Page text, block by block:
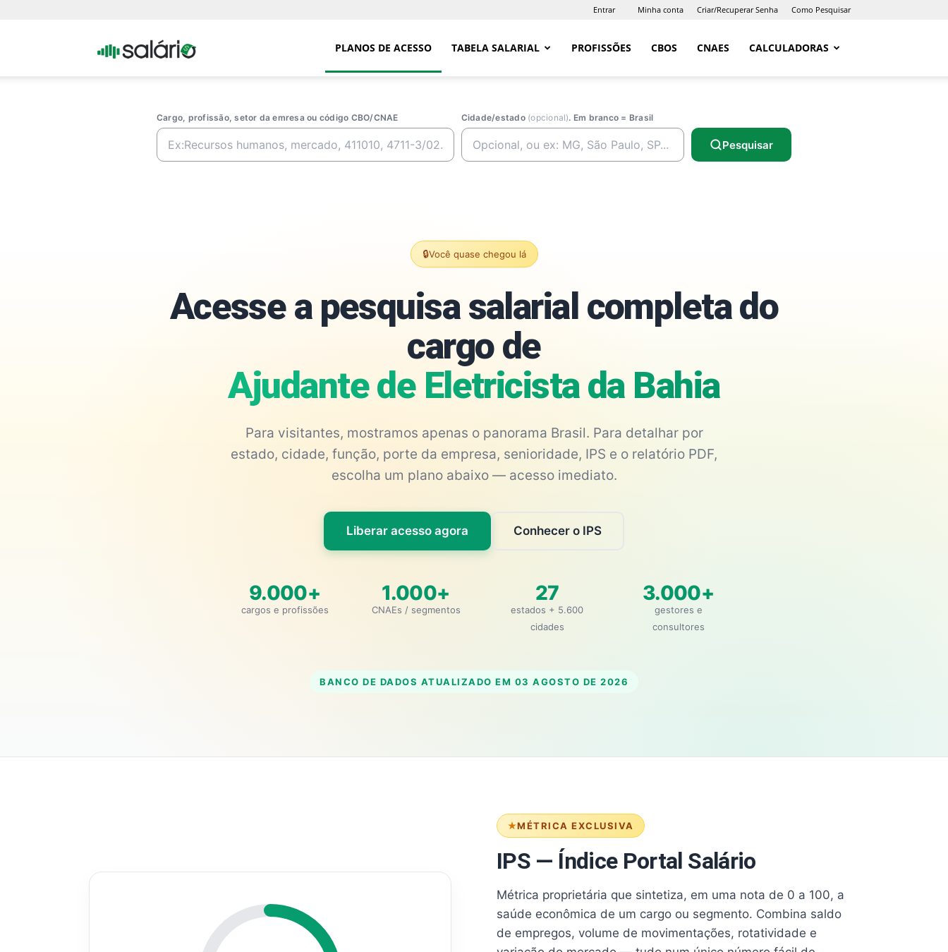
Entrar Minha conta Criar/Recuperar Senha Como Pesquisar
Portal PLANOS DE ACESSO TABELA SALARIAL PROFISSÕES CBOS CNAES CALCULADORAS
Cargo, profissão, setor da emresa ou código CBO/CNAE Cidade/estado (opcional). Em branco = Brasil
Pesquisar
🔒Você quase chegou lá
Acesse a pesquisa salarial completa do
cargo de
Ajudante de Eletricista da Bahia
Para visitantes, mostramos apenas o panorama Brasil. Para detalhar por
estado, cidade, função, porte da empresa, senioridade, IPS e o relatório PDF,
escolha um plano abaixo — acesso imediato.
Liberar acesso agora Conhecer o IPS
9.000+
cargos e profissões
1.000+
CNAEs / segmentos
27
estados + 5.600
cidades
3.000+
gestores e
consultores
BANCO DE DADOS ATUALIZADO EM 03 AGOSTO DE 2026
MÉTRICA EXCLUSIVA
IPS — Índice Portal Salário
Métrica proprietária que sintetiza, em uma nota de 0 a 100, a
saúde econômica de um cargo ou segmento. Combina saldo
de empregos, volume de movimentações, rotatividade e